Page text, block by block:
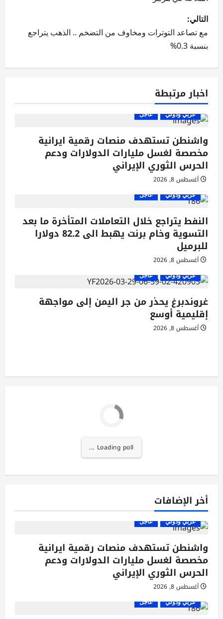
فّ
ح
ا
ل
م
ق
ا
ل
ا
ت
التالي:
مع تصاعد التوترات ومخاوف من التضخم .. الذهب يتراجع
بنسبة 0.3%
اخبار مرتبطة
عربي ودولي عاجل
واشنطن تستهدف منصات رقمية ايرانية
مخصصة لغسل مليارات الدولارات ودعم
الحرس الثوري الإيراني
أغسطس 8, 2026
عربي ودولي عاجل
النفط يتراجع خلال التعاملات المتأخرة ما بعد
التسوية وخام برنت يهبط الى 82.2 دولارا
للبرميل
أغسطس 8, 2026
عربي ودولي عاجل
غروندبرغ يحذر من جر اليمن إلى مواجهة
إقليمية أوسع
أغسطس 8, 2026
Loading poll ...
أخر الإضافات
عربي ودولي عاجل
واشنطن تستهدف منصات رقمية ايرانية
مخصصة لغسل مليارات الدولارات ودعم
الحرس الثوري الإيراني
أغسطس 8, 2026
عربي ودولي عاجل